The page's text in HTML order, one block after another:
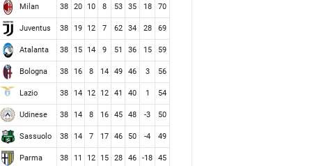
Milan 38 20 10 8 53 35 18 70
Juventus 38 19 12 7 62 34 28 69
Atalanta 38 15 14 9 51 36 15 59
Bologna 38 16 8 14 49 46 3 56
Lazio 38 14 12 12 41 40 1 54
Udinese 38 14 8 16 45 48 -3 50
Sassuolo 38 14 7 17 46 50 -4 49
Parma 38 11 12 15 28 46 -18 45